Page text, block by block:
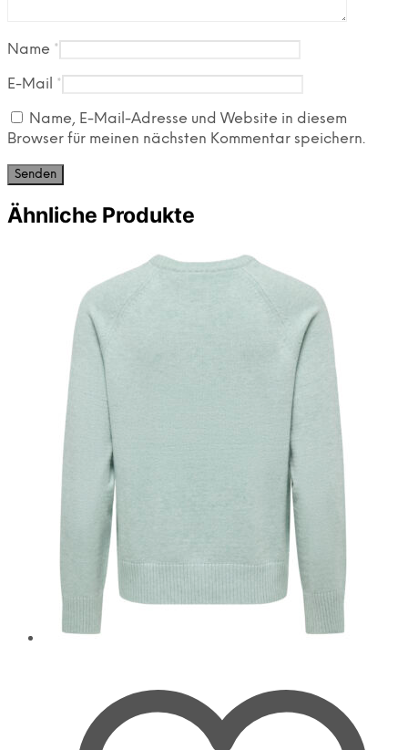
Name *
E-Mail *
Name, E-Mail-Adresse und Website in diesem
Browser für meinen nächsten Kommentar speichern.
Ähnliche Produkte